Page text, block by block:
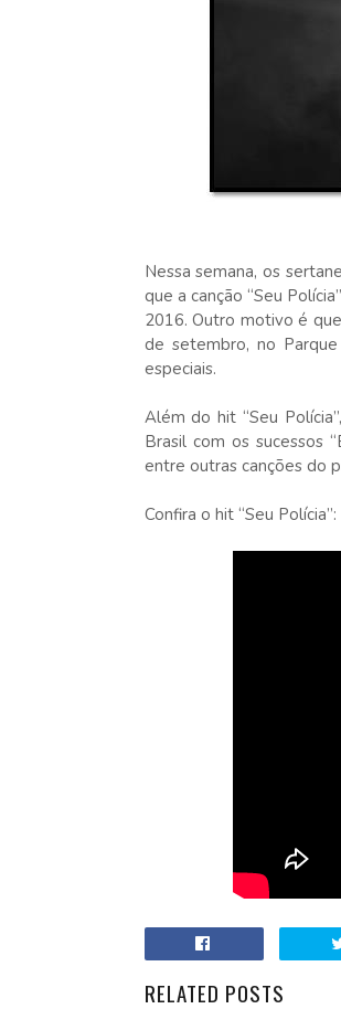
Nessa semana, os
que a canção “Seu
2016. Outro motivo é
de setembro, no
especiais.
Além do hit “Seu
Brasil com os sucessos
entre outras canções do
Confira o hit “Seu Polícia”:
RELATED POSTS